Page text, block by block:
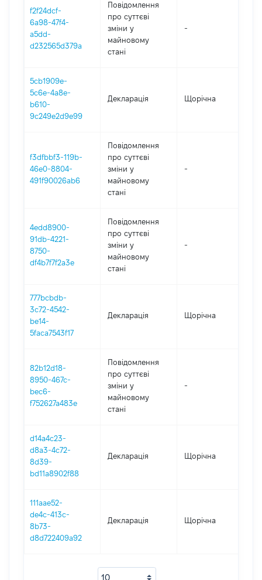
f2f24dcf-
6a98-47f4-
a5dd-
d232565d379a
Повідомлення
про суттєві
зміни y
майновому
стані
-
5cb1909e-
5c6e-4a8e-
b610-
9c249e2d9e99
Декларація Щорічна
f3dfbbf3-119b-
46e0-8804-
491f90026ab6
Повідомлення
про суттєві
зміни y
майновому
стані
-
4edd8900-
91db-4221-
8750-
df4b7f7f2a3e
Повідомлення
про суттєві
зміни y
майновому
стані
-
777bcbdb-
3c72-4542-
be14-
5faca7543f17
Декларація Щорічна
82b12d18-
8950-467c-
bec6-
f752627a483e
Повідомлення
про суттєві
зміни y
майновому
стані
-
d14a4c23-
d8a3-4c72-
8d39-
bd11a8902f88
Декларація Щорічна
111aae52-
de4c-413c-
8b73-
d8d722409a92
Декларація Щорічна